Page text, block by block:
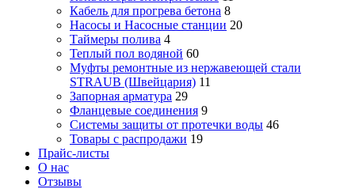
Кабель для прогрева бетона 8
Насосы и Насосные станции 20
Таймеры полива 4
Теплый пол водяной 60
Муфты ремонтные из нержавеющей стали
STRAUB (Швейцария) 11
Запорная арматура 29
Фланцевые соединения 9
Системы защиты от протечки воды 46
Товары с распродажи 19
Прайс-листы
О нас
Отзывы